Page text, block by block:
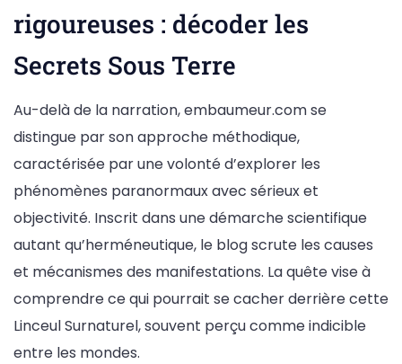
rigoureuses : décoder les
Secrets Sous Terre
Au-delà de la narration, embaumeur.com se
distingue par son approche méthodique,
caractérisée par une volonté d’explorer les
phénomènes paranormaux avec sérieux et
objectivité. Inscrit dans une démarche scientifique
autant qu’herméneutique, le blog scrute les causes
et mécanismes des manifestations. La quête vise à
comprendre ce qui pourrait se cacher derrière cette
Linceul Surnaturel, souvent perçu comme indicible
entre les mondes.